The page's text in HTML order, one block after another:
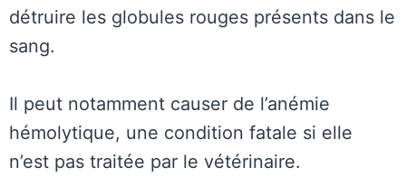
détruire les globules rouges présents dans le
sang.
Il peut notamment causer de l’anémie
hémolytique, une condition fatale si elle
n’est pas traitée par le vétérinaire.